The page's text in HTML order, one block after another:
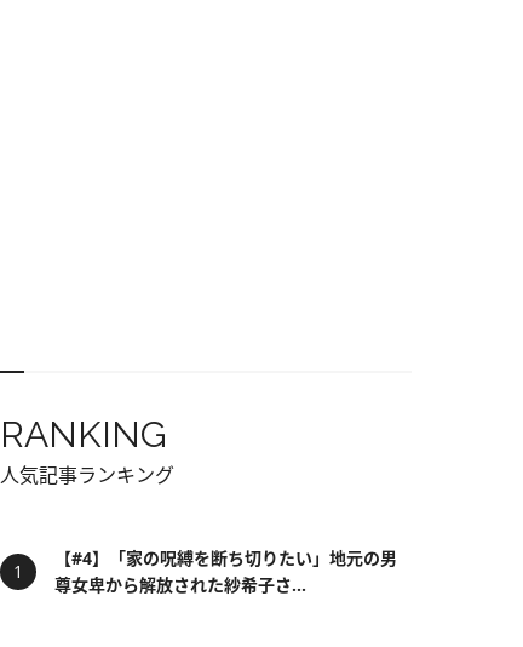
RANKING
人気記事ランキング
【#4】「家の呪縛を断ち切りたい」地元の男
尊女卑から解放された紗希子さ...